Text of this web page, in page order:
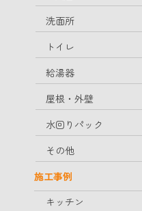
洗面所
トイレ
給湯器
屋根・外壁
水回りパック
その他
施工事例
キッチン